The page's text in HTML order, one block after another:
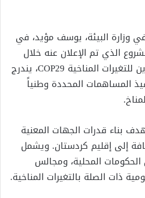
وزارة البيئة، يوسف مؤيد، في
الذي تم الإعلان عنه خلال
مؤتمر الأطراف التاسع والعشرين للتغيرات المناخية COP29، يندرج
المساهمات المحددة وطنياً
بناء قدرات الجهات المعنية
إلى إقليم كردستان. ويشمل
المحلية، ومجالس
ذات الصلة بالتغيرات المناخية.